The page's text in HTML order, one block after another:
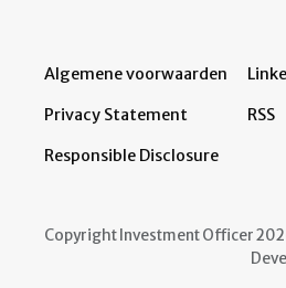
Algemene voorwaarden
Privacy Statement
Responsible Disclosure
RSS
Copyright Investment Officer